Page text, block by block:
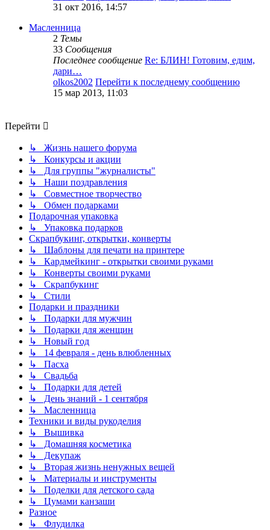
31 окт 2016, 14:57
Масленница
2 Темы
33 Сообщения
Последнее сообщение Re: БЛИН! Готовим, едим,
дари…
olkos2002 Перейти к последнему сообщению
15 мар 2013, 11:03
Перейти
↳ Жизнь нашего форума
↳ Конкурсы и акции
↳ Для группы "журналисты"
↳ Наши поздравления
↳ Совместное творчество
↳ Обмен подарками
Подарочная упаковка
↳ Упаковка подарков
Скрапбукинг, открытки, конверты
↳ Шаблоны для печати на принтере
↳ Кардмейкинг - открытки своими руками
↳ Конверты своими руками
↳ Скрапбукинг
↳ Стили
Подарки и праздники
↳ Подарки для мужчин
↳ Подарки для женщин
↳ Новый год
↳ 14 февраля - день влюбленных
↳ Пасха
↳ Свадьба
↳ Подарки для детей
↳ День знаний - 1 сентября
↳ Масленница
Техники и виды рукоделия
↳ Вышивка
↳ Домашняя косметика
↳ Декупаж
↳ Вторая жизнь ненужных вещей
↳ Материалы и инструменты
↳ Поделки для детского сада
↳ Цумами канзаши
Разное
↳ Флудилка